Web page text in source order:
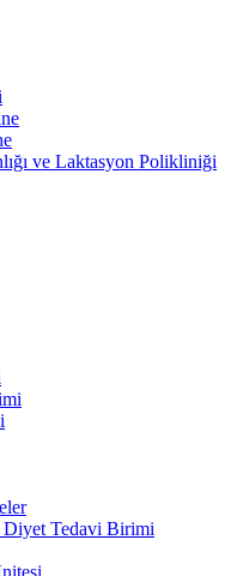
ve Laktasyon Polikliniği
Diyet Tedavi Birimi